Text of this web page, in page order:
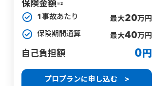
保険金額 ※2
1事故あたり 最大20万円
保険期間通算 最大40万円
自己負担額 0 円
プロプランに申し込む >